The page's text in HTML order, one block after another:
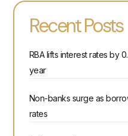
Recent Posts
RBA lifts interest rates by
year
Non-banks surge as
rates